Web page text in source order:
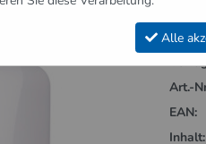
Art.-
EAN:
Inhalt:
Alle